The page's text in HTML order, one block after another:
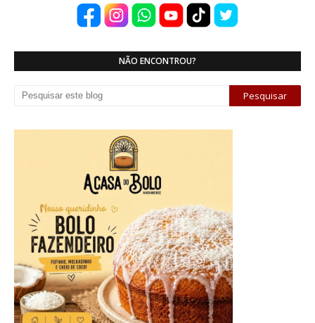
NÃO ENCONTROU?